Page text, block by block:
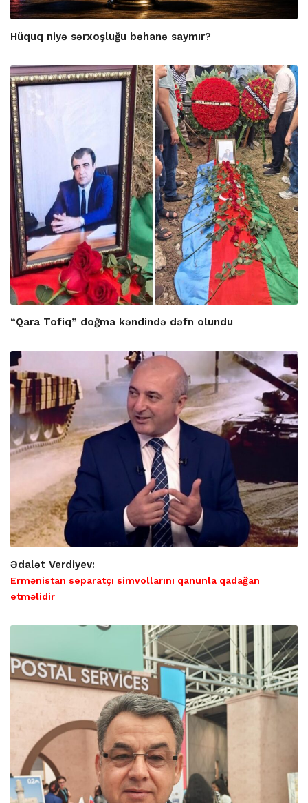
Hüquq niyə sərxoşluğu bəhanə saymır?
“Qara Tofiq” doğma kəndində dəfn olundu
Ədalət Verdiyev:
Ermənistan separatçı simvollarını qanunla qadağan
etməlidir